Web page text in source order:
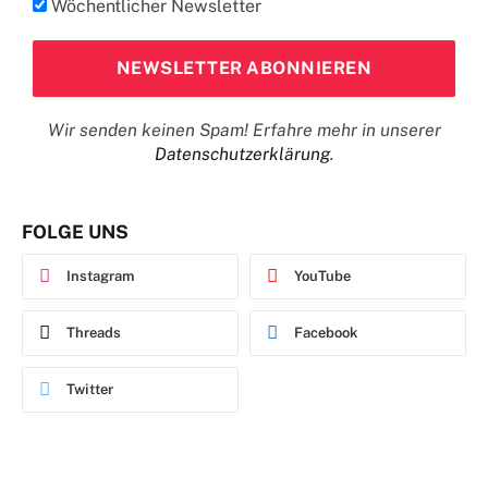
Wöchentlicher Newsletter
Wir senden keinen Spam! Erfahre mehr in unserer
Datenschutzerklärung.
FOLGE UNS
Instagram YouTube
Threads Facebook
Twitter